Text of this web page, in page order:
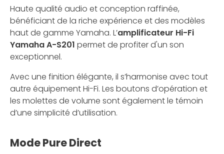
Haute qualité audio et conception raffinée,
bénéficiant de la riche expérience et des modèles
haut de gamme Yamaha. L’amplificateur Hi-Fi
Yamaha A-S201 permet de profiter d'un son
exceptionnel.
Avec une finition élégante, il s’harmonise avec tout
autre équipement Hi-Fi. Les boutons d’opération et
les molettes de volume sont également le témoin
d’une simplicité d’utilisation.
Mode Pure Direct